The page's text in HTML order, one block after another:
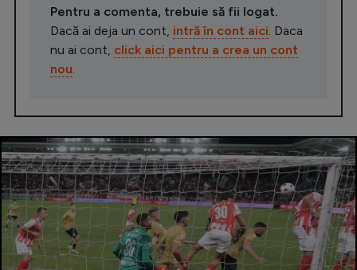
Pentru a comenta, trebuie să fii logat.
Dacă ai deja un cont, intră în cont aici. Daca
nu ai cont, click aici pentru a crea un cont
nou.